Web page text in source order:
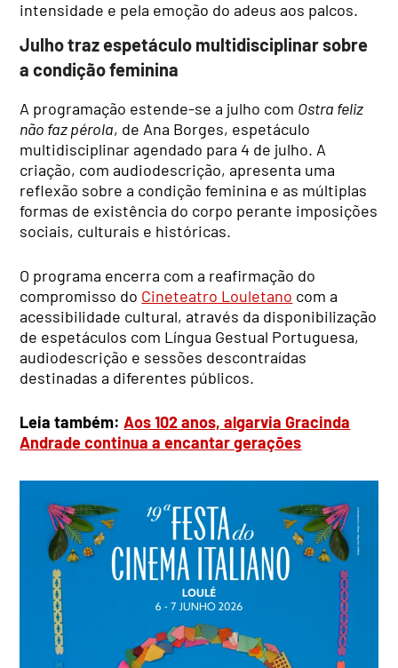
intensidade e pela emoção do adeus aos palcos.
Julho traz espetáculo multidisciplinar sobre
a condição feminina
A programação estende-se a julho com Ostra feliz
não faz pérola, de Ana Borges, espetáculo
multidisciplinar agendado para 4 de julho. A
criação, com audiodescrição, apresenta uma
reflexão sobre a condição feminina e as múltiplas
formas de existência do corpo perante imposições
sociais, culturais e históricas.
O programa encerra com a reafirmação do
compromisso do Cineteatro Louletano com a
acessibilidade cultural, através da disponibilização
de espetáculos com Língua Gestual Portuguesa,
audiodescrição e sessões descontraídas
destinadas a diferentes públicos.
Leia também:Aos 102 anos, algarvia Gracinda
Andrade continua a encantar gerações